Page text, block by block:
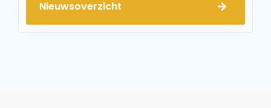
Nieuwsoverzicht